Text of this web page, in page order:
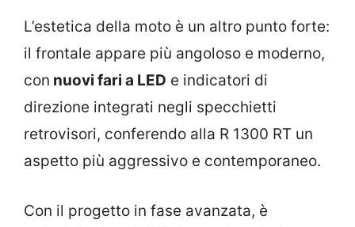
L’estetica della moto è un altro punto forte:
il frontale appare più angoloso e moderno,
con nuovi fari a LED e indicatori di
direzione integrati negli specchietti
retrovisori, conferendo alla R 1300 RT un
aspetto più aggressivo e contemporaneo.
Con il progetto in fase avanzata, è